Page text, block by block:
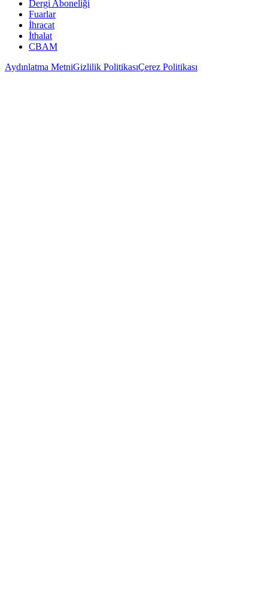
Dergi Aboneliği
Fuarlar
İhracat
İthalat
CBAM
Aydınlatma MetniGizlilik PolitikasıÇerez Politikası